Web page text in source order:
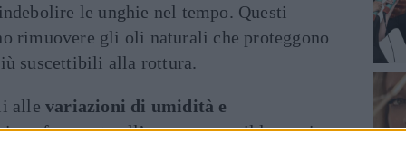
le unghie nel tempo. Questi
rimuovere gli oli naturali che proteggono
suscettibili alla rottura.
alle variazioni di umidità e
frequente all’acqua, come il lavaggio